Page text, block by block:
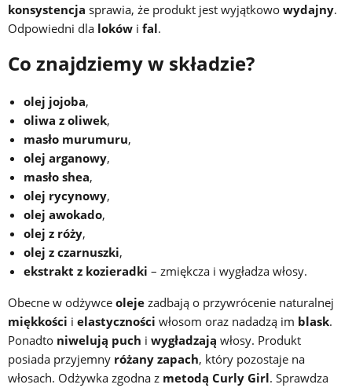
konsystencja sprawia, że produkt jest wyjątkowo wydajny.
Odpowiedni dla loków i fal.
Co znajdziemy w składzie?
olej jojoba,
oliwa z oliwek,
masło murumuru,
olej arganowy,
masło shea,
olej rycynowy,
olej awokado,
olej z róży,
olej z czarnuszki,
ekstrakt z kozieradki – zmiękcza i wygładza włosy.
Obecne w odżywce oleje zadbają o przywrócenie naturalnej
miękkości i elastyczności włosom oraz nadadzą im blask.
Ponadto niwelują puch i wygładzają włosy. Produkt
posiada przyjemny różany zapach, który pozostaje na
włosach. Odżywka zgodna z metodą Curly Girl. Sprawdza